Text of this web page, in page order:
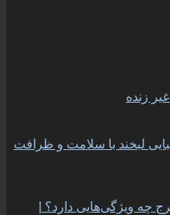
زنده
لبخند با سلامت و ظرافت
چه ویژگی‌هایی دارد؟ |